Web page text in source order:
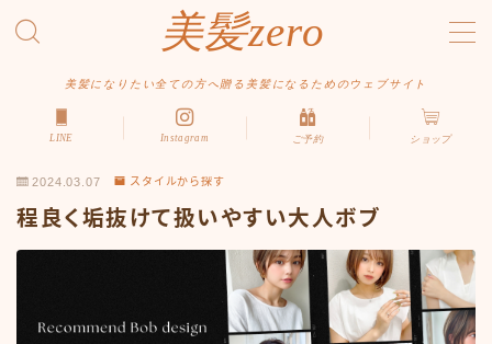
美髪zero
美髪になりたい全ての方へ贈る美髪になるためのウェブサイト
MENU
HOME
初めての方へ
メニュー・料金
アクセス・サロン情報
LINE Instagram ご予約 ショップ
2024.03.07 スタイルから探す
程良く垢抜けて扱いやすい大人ボブ